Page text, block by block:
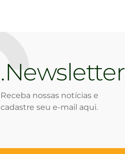
Newsletter
Receba nossas notícias e
cadastre seu e-mail aqui.